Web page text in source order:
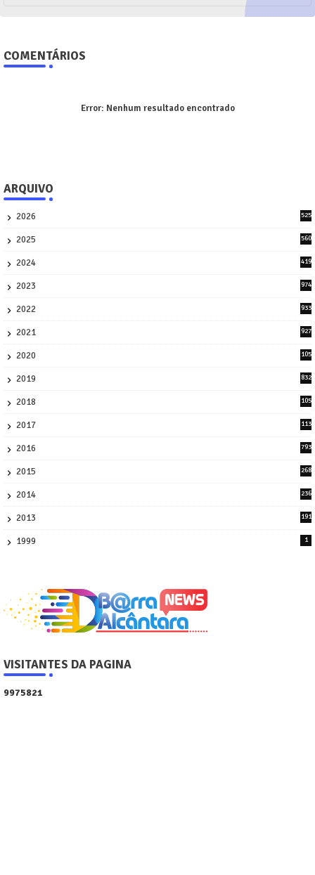
COMENTÁRIOS
Error: Nenhum resultado encontrado
ARQUIVO
2026
525
2025
560
2024
419
2023
974
2022
933
2021
927
2020
105
2019
832
2018
105
2017
113
2016
793
2015
268
2014
236
2013
191
1999 1
VISITANTES DA PAGINA
9975821